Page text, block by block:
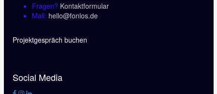
Fragen? Kontaktformular
Mail: hello@fonlos.de
Projektgespräch buchen
Social Media